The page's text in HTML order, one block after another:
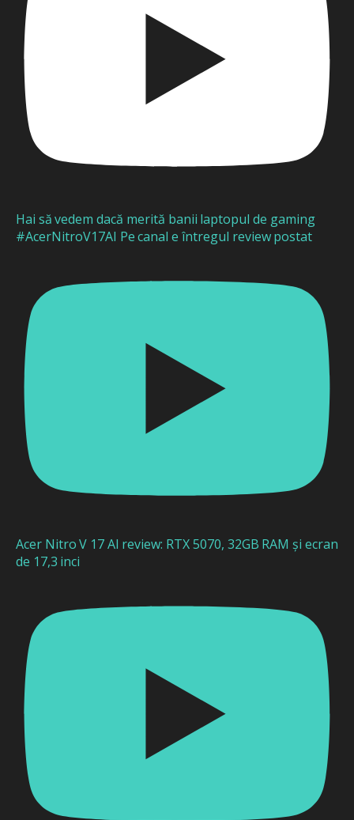
Hai să vedem dacă merită banii laptopul de gaming
#AcerNitroV17AI Pe canal e întregul review postat
Acer Nitro V 17 AI review: RTX 5070, 32GB RAM și ecran
de 17,3 inci